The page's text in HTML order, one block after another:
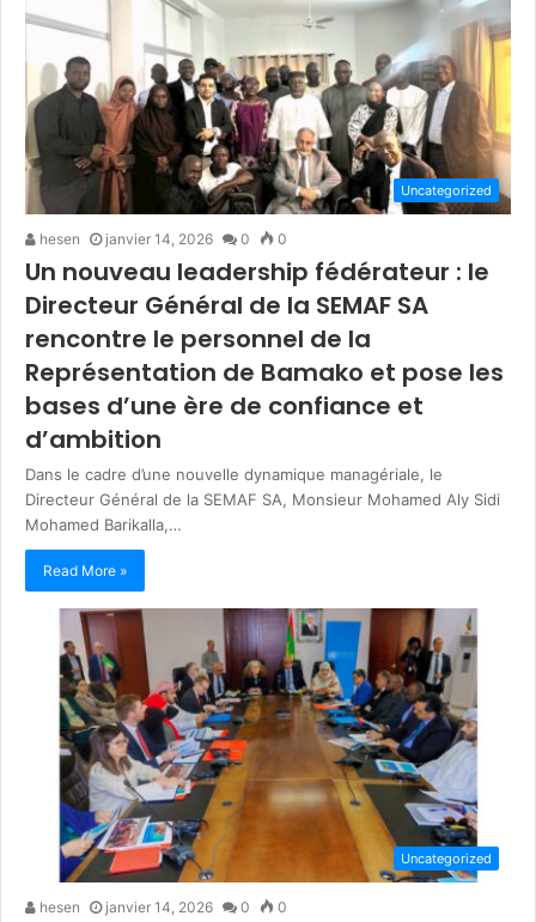
Uncategorized
hesen janvier 14, 2026 0 0
Un nouveau leadership fédérateur : le
Directeur Général de la SEMAF SA
rencontre le personnel de la
Représentation de Bamako et pose les
bases d’une ère de confiance et
d’ambition
Dans le cadre d’une nouvelle dynamique managériale, le
Directeur Général de la SEMAF SA, Monsieur Mohamed Aly Sidi
Mohamed Barikalla,…
Read More »
Uncategorized
hesen janvier 14, 2026 0 0